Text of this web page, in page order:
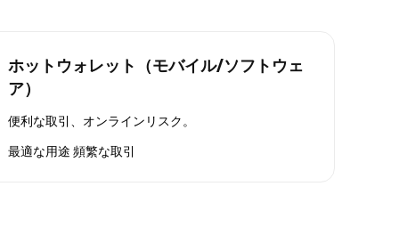
ホットウォレット（モバイル/ソフトウェ
ア）
便利な取引、オンラインリスク。
最適な用途 頻繁な取引